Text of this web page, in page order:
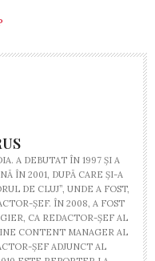
A DEBUTAT ÎN 1997 ŞI A
ÎN 2001, DUPĂ CARE ŞI-A
DE CLUJ”, UNDE A FOST,
ŞEF. ÎN 2008, A FOST
CA REDACTOR-ŞEF AL
CONTENT MANAGER AL
ŞEF ADJUNCT AL